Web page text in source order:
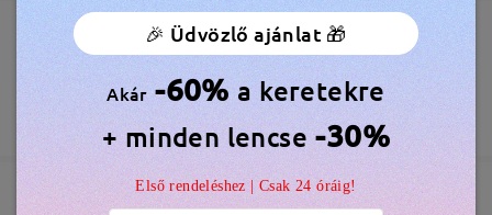
Olvassa el az összes
véleményt
Írjon egy véleményt
Megrendelés leadva
feldolgozási idő
5-7 munkanap részletek
Elküldve
Ingyenes Karcálló Lencsebevonat Tartozék
60 Napos Visszatérítés és Csere
365 Napos Garancia
Bővebben
🎉 Üdvözlő ajánlat 🎁
Akár -60% a keretekre
+ minden lencse -30%
Első rendeléshez | Csak 24 óráig!